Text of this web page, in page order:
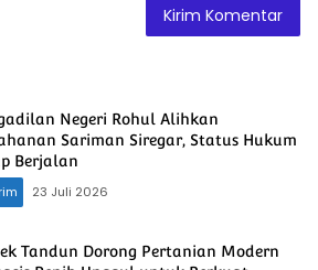
Negeri Rohul Alihkan
Sariman Siregar, Status Hukum
Berjalan
23 Juli 2026
Tandun Dorong Pertanian Modern